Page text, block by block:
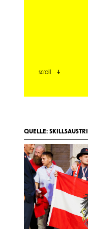
scroll
QUELLE: